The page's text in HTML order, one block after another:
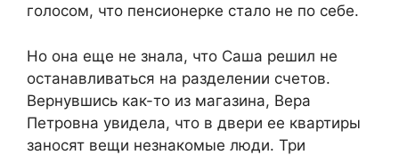
голосом, что пенсионерке стало не по себе.
Но она еще не знала, что Саша решил не
останавливаться на разделении счетов.
Вернувшись как-то из магазина, Вера
Петровна увидела, что в двери ее квартиры
заносят вещи незнакомые люди. Три